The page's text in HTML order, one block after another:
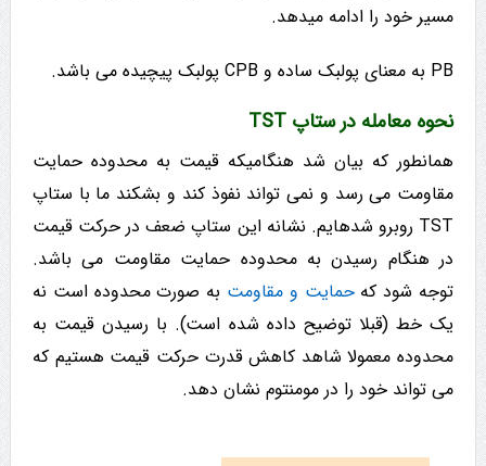
مسیر خود را ادامه میدهد.
PB به معنای پولبک ساده و CPB پولبک پیچیده می باشد.
نحوه معامله در ستاپ TST
همانطور که بیان شد هنگامیکه قیمت به محدوده حمایت
مقاومت می رسد و نمی تواند نفوذ کند و بشکند ما با ستاپ
TST روبرو شده­ایم. نشانه این ستاپ ضعف در حرکت قیمت
در هنگام رسیدن به محدوده حمایت مقاومت می باشد.
توجه شود کهحمایت و مقاومت به صورت محدوده است نه
یک خط (قبلا توضیح داده شده است). با رسیدن قیمت به
محدوده معمولا شاهد کاهش قدرت حرکت قیمت هستیم که
می تواند خود را در مومنتوم نشان دهد.